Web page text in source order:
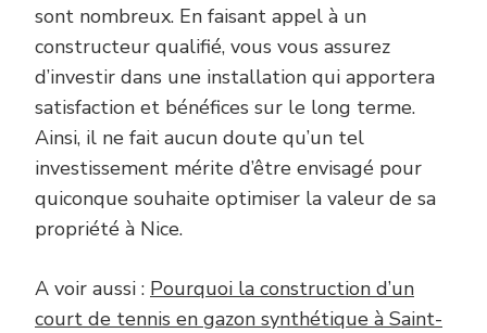
sont nombreux. En faisant appel à un
constructeur qualifié, vous vous assurez
d’investir dans une installation qui apportera
satisfaction et bénéfices sur le long terme.
Ainsi, il ne fait aucun doute qu’un tel
investissement mérite d’être envisagé pour
quiconque souhaite optimiser la valeur de sa
propriété à Nice.
A voir aussi : Pourquoi la construction d’un
court de tennis en gazon synthétique à Saint-